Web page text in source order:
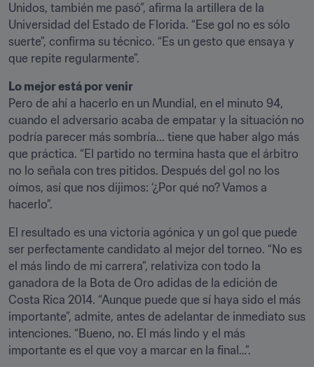
Unidos, también me pasó”, afirma la artillera de la
Universidad del Estado de Florida. “Ese gol no es sólo
suerte”, confirma su técnico. “Es un gesto que ensaya y
que repite regularmente”.
Lo mejor está por venir
Pero de ahí a hacerlo en un Mundial, en el minuto 94,
cuando el adversario acaba de empatar y la situación no
podría parecer más sombría... tiene que haber algo más
que práctica. “El partido no termina hasta que el árbitro
no lo señala con tres pitidos. Después del gol no los
oímos, así que nos dijimos: ‘¿Por qué no? Vamos a
hacerlo”.
El resultado es una victoria agónica y un gol que puede
ser perfectamente candidato al mejor del torneo. “No es
el más lindo de mi carrera”, relativiza con todo la
ganadora de la Bota de Oro adidas de la edición de
Costa Rica 2014. “Aunque puede que sí haya sido el más
importante”, admite, antes de adelantar de inmediato sus
intenciones. “Bueno, no. El más lindo y el más
importante es el que voy a marcar en la final…”.